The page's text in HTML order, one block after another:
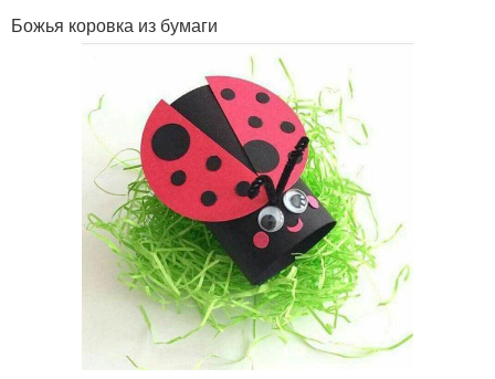
Божья коровка из бумаги